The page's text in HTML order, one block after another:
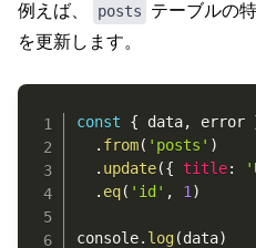
例えば、 posts
テーブルの
を更新します。
const { data, error
. from( 'posts' )
. update({ title:
. eq( 'id' , 1 )
console. log(data)